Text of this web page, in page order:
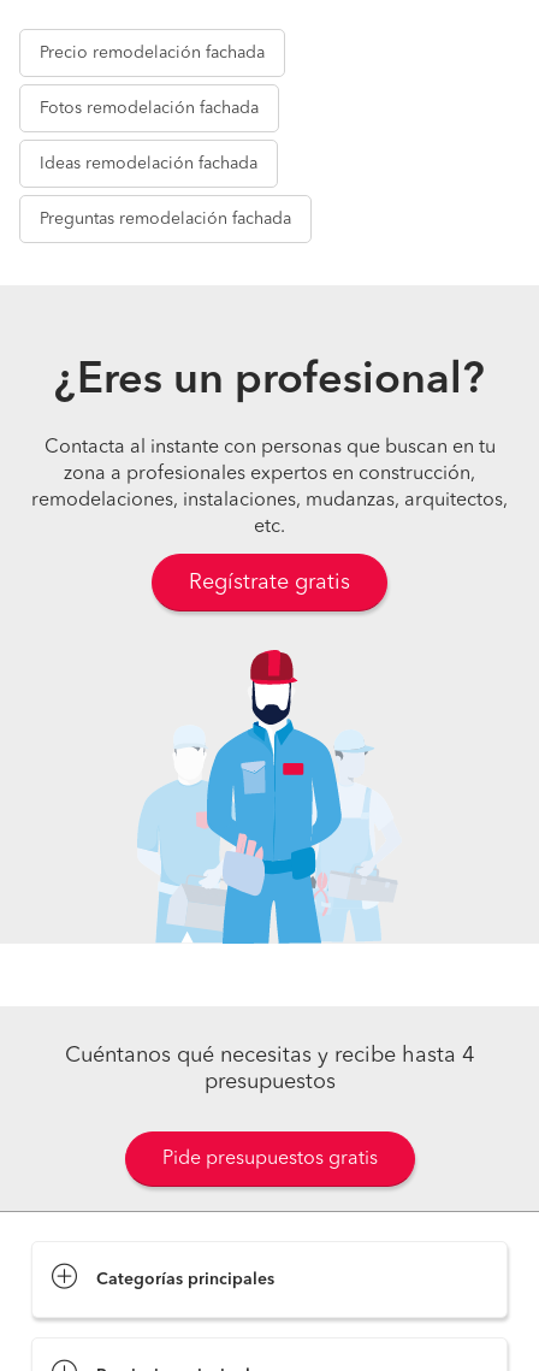
Precio remodelación fachada
Fotos remodelación fachada
Ideas remodelación fachada
Preguntas remodelación fachada
¿Eres un profesional?
Contacta al instante con personas que buscan en tu
zona a profesionales expertos en construcción,
remodelaciones, instalaciones, mudanzas, arquitectos,
etc.
Regístrate gratis
Cuéntanos qué necesitas y recibe hasta 4
presupuestos
Pide presupuestos gratis
Categorías principales